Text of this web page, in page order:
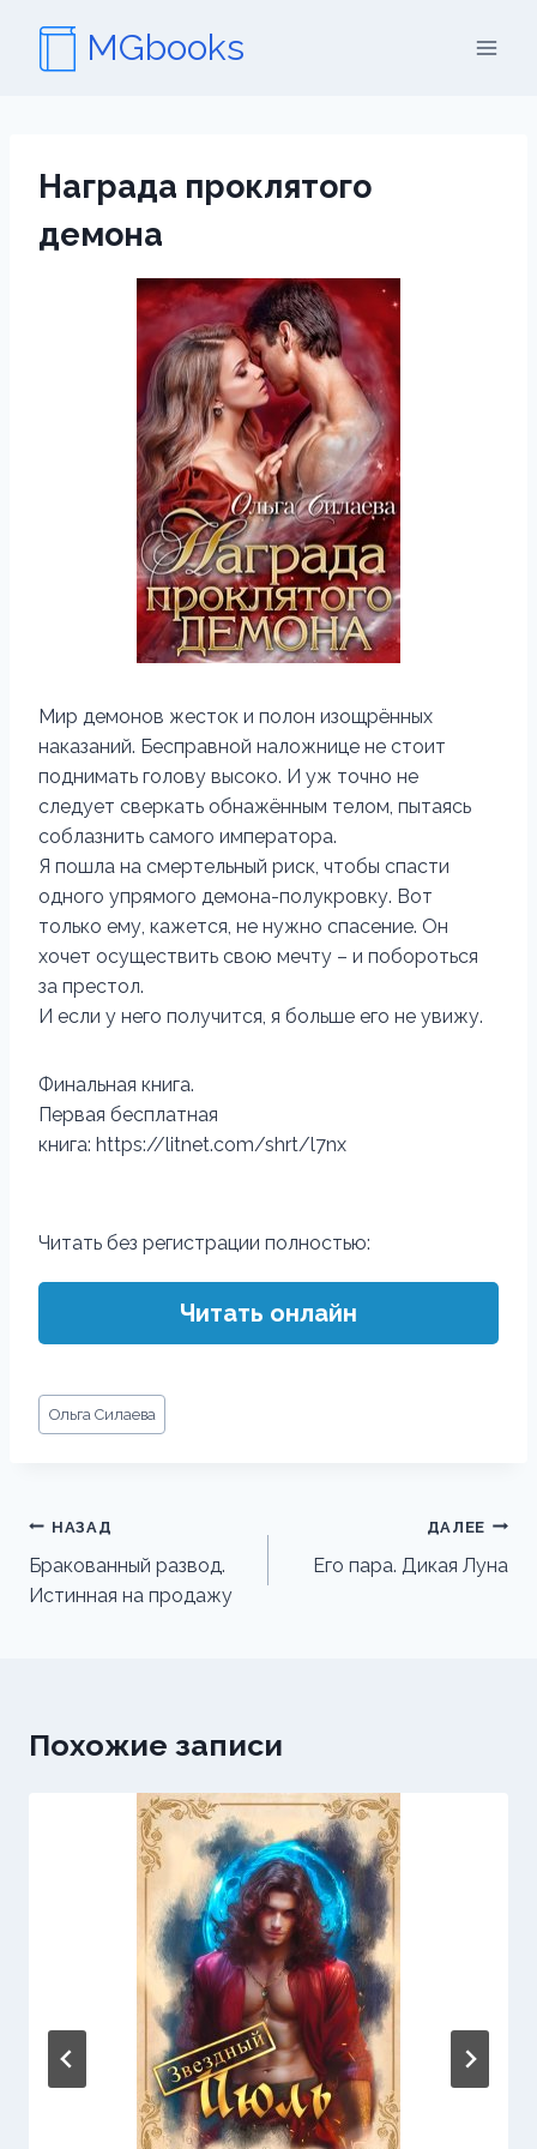
содержимому
MGbooks
Награда проклятого
демона
Мир демонов жесток и полон изощрённых
наказаний. Бесправной наложнице не стоит
поднимать голову высоко. И уж точно не
следует сверкать обнажённым телом, пытаясь
соблазнить самого императора.
Я пошла на смертельный риск, чтобы спасти
одного упрямого демона-полукровку. Вот
только ему, кажется, не нужно спасение. Он
хочет осуществить свою мечту – и побороться
за престол.
И если у него получится, я больше его не увижу.
Финальная книга.
Первая бесплатная
книга: https://litnet.com/shrt/l7nx
Читать без регистрации полностью:
Читать онлайн
Метки
записи:
Ольга Силаева
Навигация
по
записям
НАЗАД
Бракованный развод.
Истинная на продажу
ДАЛЕЕ
Его пара. Дикая Луна
Похожие записи